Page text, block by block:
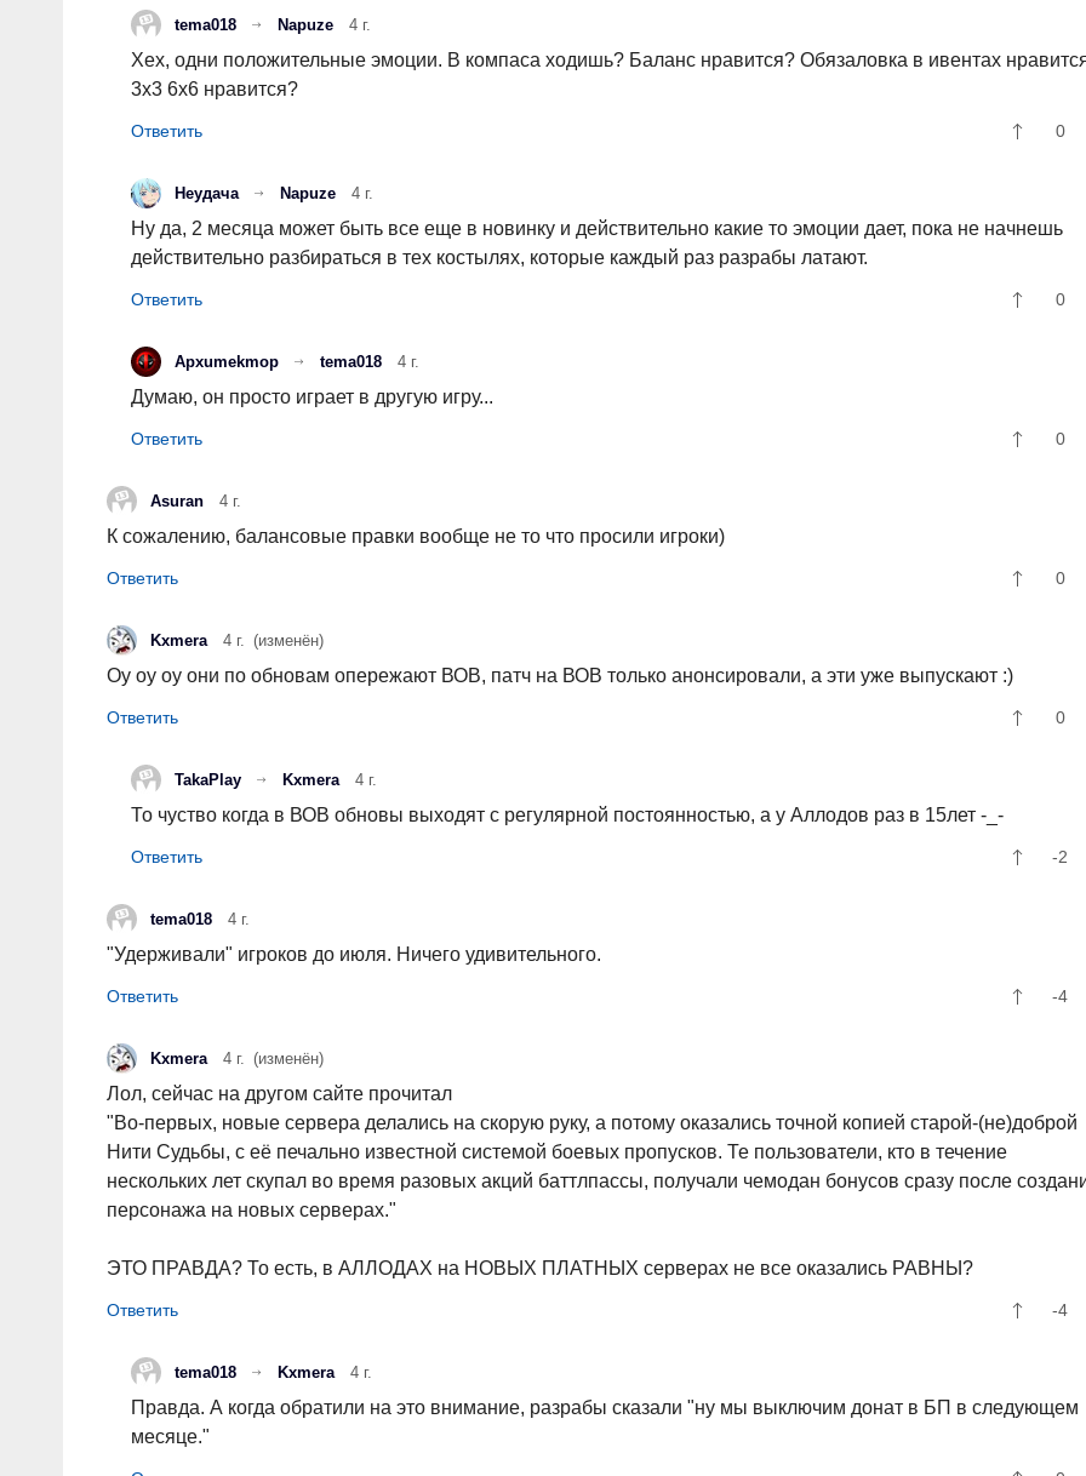
tema018 Napuze 4 г.
Хех, одни положительные эмоции. В компаса ходишь? Баланс нравится? Обязаловка в ивентах
3х3 6х6 нравится?
0
Неудача Napuze 4 г.
Ну да, 2 месяца может быть все еще в новинку и действительно какие то эмоции дает, пока не начнешь
действительно разбираться в тех костылях, которые каждый раз разрабы латают.
0
Apxumekmop tema018 4 г.
Думаю, он просто играет в другую игру...
0
Asuran 4 г.
К сожалению, балансовые правки вообще не то что просили игроки)
0
Kxmera 4 г. (изменён)
Оу оу оу они по обновам опережают ВОВ, патч на ВОВ только анонсировали, а эти уже выпускают :)
0
TakaPlay Kxmera 4 г.
То чуство когда в ВОВ обновы выходят с регулярной постоянностью, а у Аллодов раз в 15лет -_-
-2
tema018 4 г.
"Удерживали" игроков до июля. Ничего удивительного.
-4
Kxmera 4 г. (изменён)
Лол, сейчас на другом сайте прочитал
"Во-первых, новые сервера делались на скорую руку, а потому оказались точной копией старой-(не)доброй
Нити Судьбы, с её печально известной системой боевых пропусков. Те пользователи, кто в течение
нескольких лет скупал во время разовых акций баттлпассы, получали чемодан бонусов сразу после
персонажа на новых серверах."
ЭТО ПРАВДА? То есть, в АЛЛОДАХ на НОВЫХ ПЛАТНЫХ серверах не все оказались РАВНЫ?
-4
tema018 Kxmera 4 г.
Правда. А когда обратили на это внимание, разрабы сказали "ну мы выключим донат в БП в следующем
месяце."